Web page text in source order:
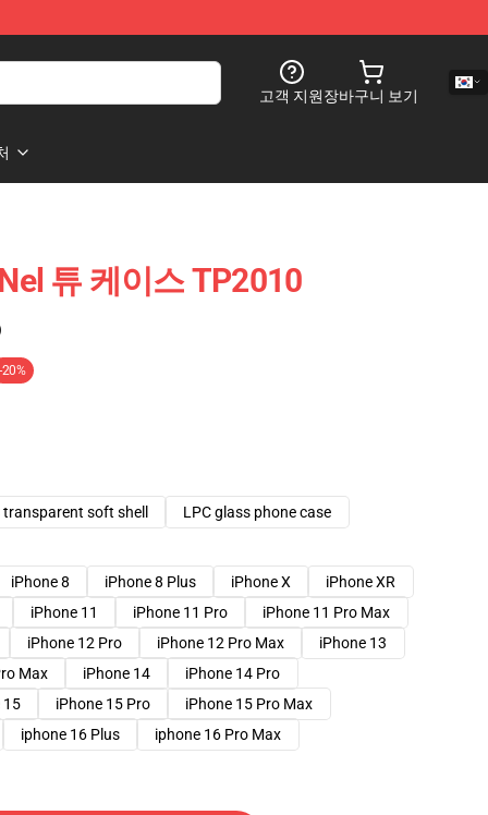
고객 지원장바구니 보기
튜 케이스 TP2010
-20%
transparent soft shell
LPC glass phone case
iPhone 8 iPhone 8 Plus iPhone X
iPhone XR
iPhone 11 iPhone 11 Pro
iPhone 11 Pro Max
iPhone 12 Pro iPhone 12 Pro Max
iPhone 13
Max iPhone 14
iPhone 14 Pro
15 iPhone 15 Pro
iPhone 15 Pro Max
iphone 16 Plus iphone 16 Pro Max